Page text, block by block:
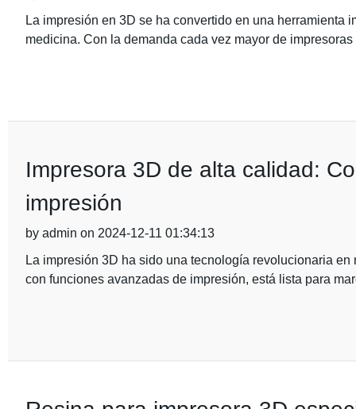
La impresión en 3D se ha convertido en una
medicina. Con la demanda cada vez mayor de
Impresora 3D de alta calidad:
impresión
by admin on 2024-12-11 01:34:13
La impresión 3D ha sido una tecnología revolucionaria
con funciones avanzadas de impresión, está lista para